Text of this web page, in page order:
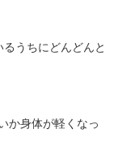
うちにどんどんと
か身体が軽くなっ